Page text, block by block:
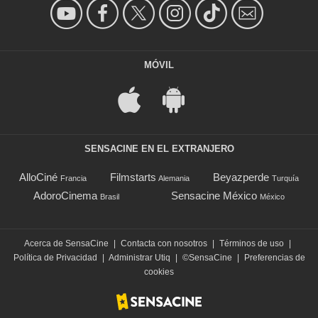
MÓVIL
SENSACINE EN EL EXTRANJERO
AlloCiné Francia Filmstarts Alemania Beyazperde Turquía
AdoroCinema Brasil Sensacine México México
Acerca de SensaCine Contacta con nosotros Términos de uso
Política de Privacidad
Administrar Utiq ©SensaCine
Preferencias de
cookies